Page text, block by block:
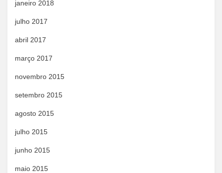
janeiro 2018
julho 2017
abril 2017
março 2017
novembro 2015
setembro 2015
agosto 2015
julho 2015
junho 2015
maio 2015